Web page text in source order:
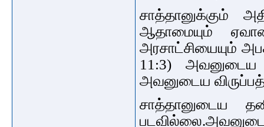
சாத்தானுக்கும்
ஆதாமையும்
அரசாட்சியையும்
11:3) அவனுடைய
அவனுடைய
சாத்தானுடைய
படவில்லை.